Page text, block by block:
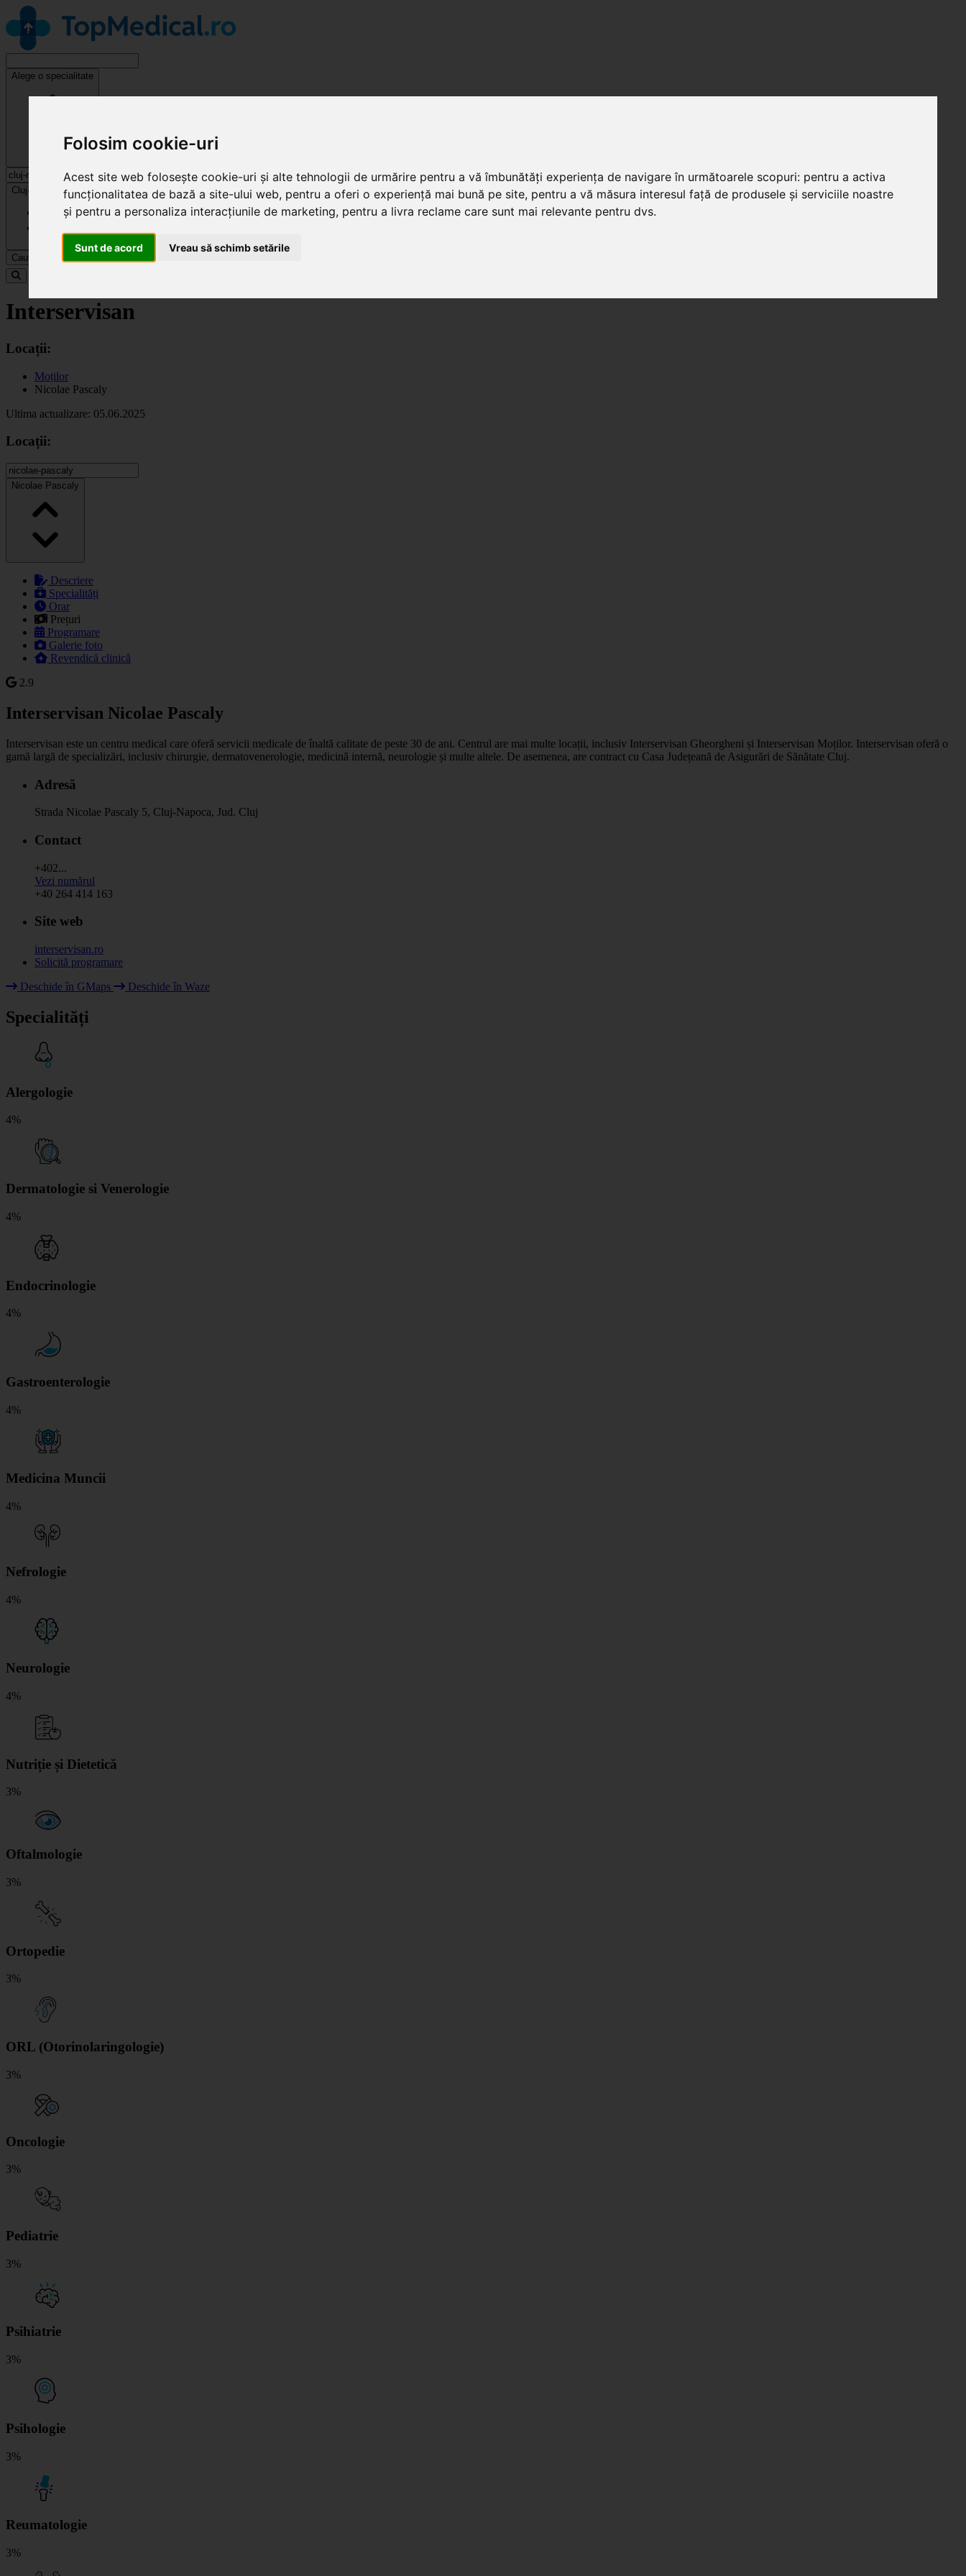
Folosim cookie-uri
Acest site web folosește cookie-uri și alte tehnologii de urmărire pentru a vă îmbunătăți experiența de navigare în următoarele scopuri: pentru a activa
funcționalitatea de bază a site-ului web, pentru a oferi o experiență mai bună pe site, pentru a vă măsura interesul față de produsele și serviciile noastre
și pentru a personaliza interacțiunile de marketing, pentru a livra reclame care sunt mai relevante pentru dvs.
Sunt de acord Vreau să schimb setările
Alege o specialitate
Cluj-Napoca
Caută
Interservisan
Locații:
Moților
Nicolae Pascaly
Ultima actualizare: 05.06.2025
Locații:
Nicolae Pascaly
Descriere
Specialități
Orar
Prețuri
Programare
Galerie foto
Revendică clinică
2.9
Interservisan Nicolae Pascaly
Interservisan este un centru medical care oferă servicii medicale de înaltă calitate de peste 30 de ani. Centrul are mai multe locații, inclusiv Interservisan Gheorgheni și Interservisan Moților. Interservisan oferă o
gamă largă de specializări, inclusiv chirurgie, dermatovenerologie, medicină internă, neurologie și multe altele. De asemenea, are contract cu Casa Județeană de Asigurări de Sănătate Cluj.
Adresă
Strada Nicolae Pascaly 5, Cluj-Napoca, Jud. Cluj
Contact
+402...
Vezi numărul
+40 264 414 163
Site web
interservisan.ro
Solicită programare
−
Deschide în GMaps
Deschide în Waze
Specialități
Alergologie
4%
Dermatologie si Venerologie
4%
Endocrinologie
4%
Gastroenterologie
4%
Medicina Muncii
4%
Nefrologie
4%
Neurologie
4%
Nutriție și Dietetică
3%
Oftalmologie
3%
Ortopedie
3%
ORL (Otorinolaringologie)
3%
Oncologie
3%
Pediatrie
3%
Psihiatrie
3%
Psihologie
3%
Reumatologie
3%